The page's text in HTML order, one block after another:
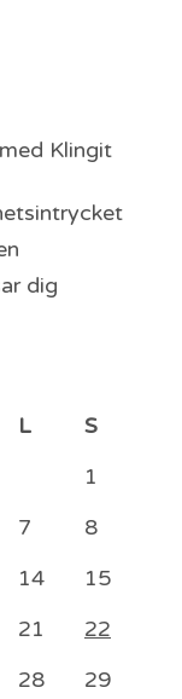
Klingit
dig
L
S
1
7
8
14
15
21
22
28
29